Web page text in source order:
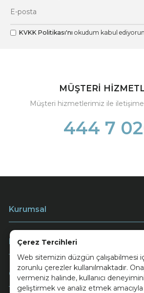
Çerez Tercihleri
Web sitemizin düzgün çalışabilmesi
zorunlu çerezler kullanılmaktadır.
vermeniz halinde, kullanıcı deneyimini
geliştirmek ve analiz etmek amacıyla
KVKK Politikası'nı okudum kabul
MÜŞTERİ
Müşteri hizmetlerimiz ile
444 7
Kurumsal
Müşteri Hizmetleri
Ödeme